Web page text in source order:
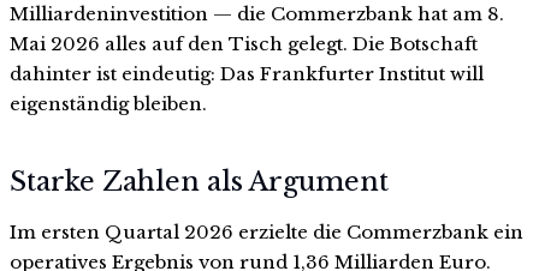
Milliardeninvestition — die Commerzbank hat am 8.
Mai 2026 alles auf den Tisch gelegt. Die Botschaft
dahinter ist eindeutig: Das Frankfurter Institut will
eigenständig bleiben.
Starke Zahlen als Argument
Im ersten Quartal 2026 erzielte die Commerzbank ein
operatives Ergebnis von rund 1,36 Milliarden Euro.